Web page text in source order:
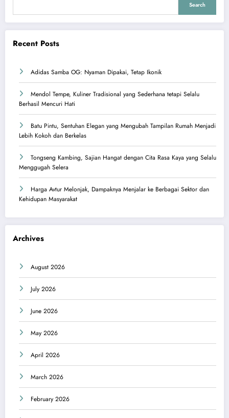
Search
Recent Posts
Adidas Samba OG: Nyaman Dipakai, Tetap Ikonik
Mendol Tempe, Kuliner Tradisional yang Sederhana tetapi Selalu
Berhasil Mencuri Hati
Batu Pintu, Sentuhan Elegan yang Mengubah Tampilan Rumah Menjadi
Lebih Kokoh dan Berkelas
Tongseng Kambing, Sajian Hangat dengan Cita Rasa Kaya yang Selalu
Menggugah Selera
Harga Avtur Melonjak, Dampaknya Menjalar ke Berbagai Sektor dan
Kehidupan Masyarakat
Archives
August 2026
July 2026
June 2026
May 2026
April 2026
March 2026
February 2026